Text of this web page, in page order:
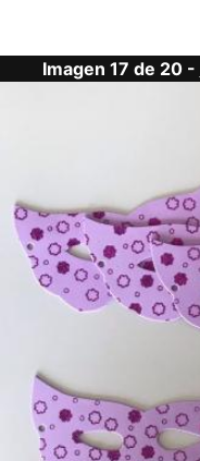
Imagen 17 de 20 -